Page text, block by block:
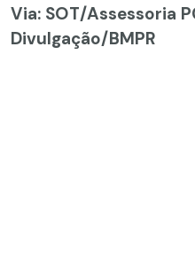
Via: SOT/Assessoria
Divulgação/BMPR